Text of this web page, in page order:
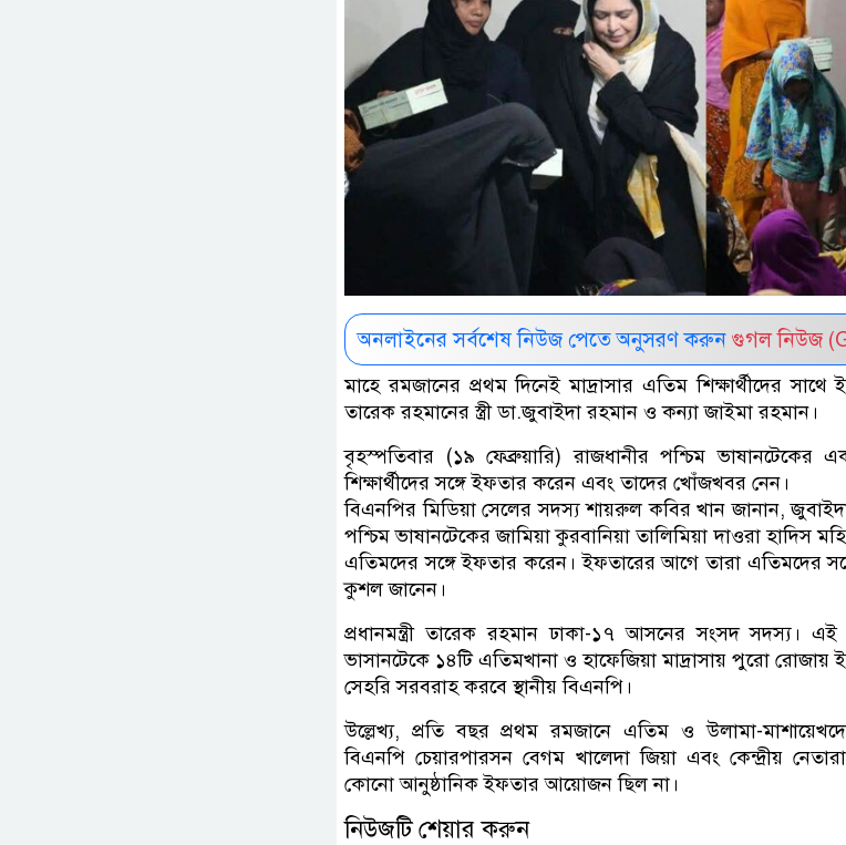
অনলাইনের সর্বশেষ নিউজ পেতে অনুসরণ করুন গুগল নিউজ
মাহে রমজানের প্রথম দিনেই মাদ্রাসার এতিম শিক্ষার্থীদের সাথে
তারেক রহমানের স্ত্রী ডা.জুবাইদা রহমান ও কন্যা জাইমা রহমান।
বৃহস্পতিবার (১৯ ফেব্রুয়ারি) রাজধানীর পশ্চিম ভাষানটেকের
শিক্ষার্থীদের সঙ্গে ইফতার করেন এবং তাদের খোঁজখবর নেন।
বিএনপির মিডিয়া সেলের সদস্য শায়রুল কবির খান জানান,
পশ্চিম ভাষানটেকের জামিয়া কুরবানিয়া তালিমিয়া দাওরা হাদিস
এতিমদের সঙ্গে ইফতার করেন। ইফতারের আগে তারা এতিমদের
কুশল জানেন।
প্রধানমন্ত্রী তারেক রহমান ঢাকা-১৭ আসনের সংসদ সদস্য।
ভাসানটেকে ১৪টি এতিমখানা ও হাফেজিয়া মাদ্রাসায় পুরো রোজায়
সেহরি সরবরাহ করবে স্থানীয় বিএনপি।
উল্লেখ্য, প্রতি বছর প্রথম রমজানে এতিম ও উলামা-
বিএনপি চেয়ারপারসন বেগম খালেদা জিয়া এবং কেন্দ্রীয়
কোনো আনুষ্ঠানিক ইফতার আয়োজন ছিল না।
নিউজটি শেয়ার করুন